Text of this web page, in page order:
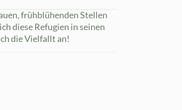
frühblühenden Stellen
diese Refugien in seinen
die Vielfallt an!